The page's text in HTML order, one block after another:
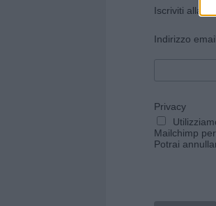
Iscriviti alla
Indirizzo email
Privacy
Mailchimp
Potrai